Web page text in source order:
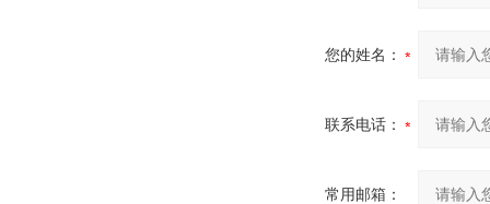
您的姓名：
联系电话：
常用邮箱：